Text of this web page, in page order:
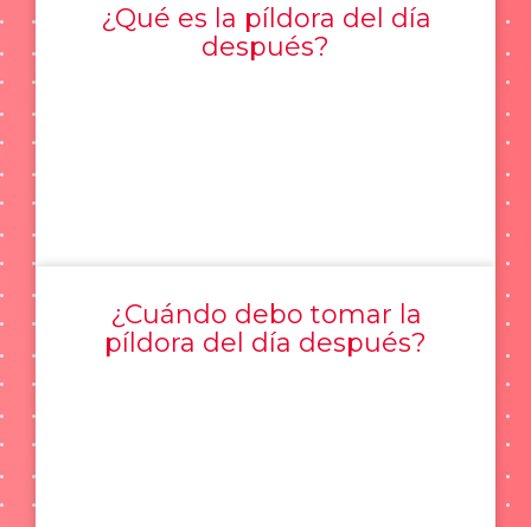
¿Qué es la píldora del día
después?
¿Cuándo debo tomar la
píldora del día después?